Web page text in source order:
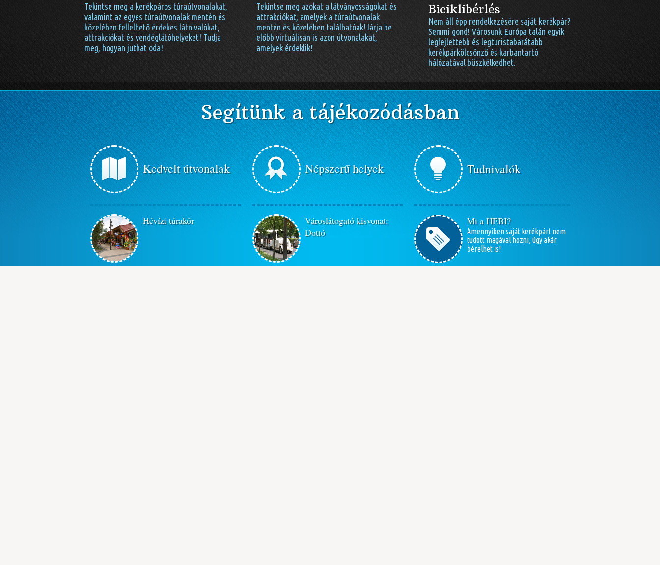
Tekintse meg a kerékpáros túraútvonalakat,
valamint az egyes túraútvonalak mentén és
közelében fellelhető érdekes látnivalókat,
attrakciókat és vendéglátóhelyeket! Tudja
meg, hogyan juthat oda!
Tekintse meg azokat a látványosságokat és
attrakciókat, amelyek a túraútvonalak
mentén és közelében találhatóak!Járja be
előbb virtuálisan is azon útvonalakat,
amelyek érdeklik!
Biciklibérlés
Nem áll épp rendelkezésére saját kerékpár?
Semmi gond! Városunk Európa talán egyik
legfejlettebb és legturistabarátabb
kerékpárkölcsönző és karbantartó
hálózatával büszkélkedhet.
Segítünk a tájékozódásban
Kedvelt útvonalak
Hévízi túrakör
Népszerű helyek
Városlátogató kisvonat:
Dottó
Tudnivalók
Mi a HEBI?
Amennyiben saját kerékpárt nem
tudott magával hozni, úgy akár
bérelhet is!